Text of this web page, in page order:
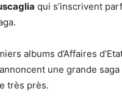
qui s’inscrivent
albums d’Affaires
une grande saga
très près.